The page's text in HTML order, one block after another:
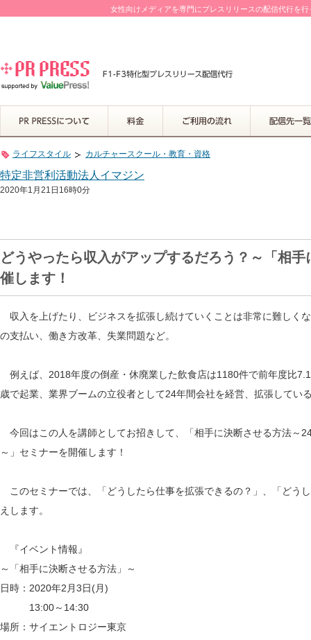
女性向けメディアを専門にプレスリリースの配信代行を
ライフスタイル カルチャースクール・教育・資格
特定非営利活動法人イマジン
2020年1月21日16時0分
どうやったら収入がアップするだろう？～「相
催します！
収入を上げたり、ビジネスを拡張し続けていくことは非常に難しく
の支払い、働き方改革、失業問題など。
例えば、2018年度の倒産・休廃業した飲食店は1180件で前年度比
歳で起業、業界ブームの立役者として24年間会社を経営、拡張してい
今回はこの人を講師としてお招きして、「相手に決断させる方法～
～」セミナーを開催します！
このセミナーでは、「どうしたら仕事を拡張できるの？」、「どう
えします。
『イベント情報』
～「相手に決断させる方法」～
日時：2020年2月3日(月)
13:00～14:30
場所：サイエントロジー東京